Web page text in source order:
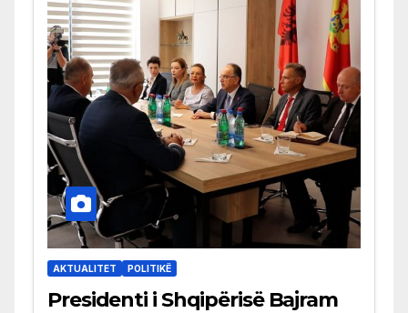
AKTUALITET POLITIKË
Presidenti i Shqipërisë Bajram